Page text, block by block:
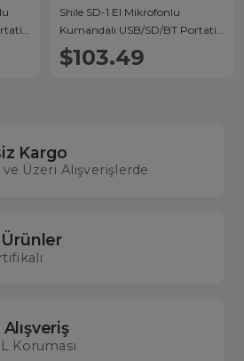
Shile SD-1 El Mikrofonlu
Kumandalı USB/SD/BT Portatif
Hoparlör
$103.49
Kargo
Üzeri Alışverişlerde
Koruması